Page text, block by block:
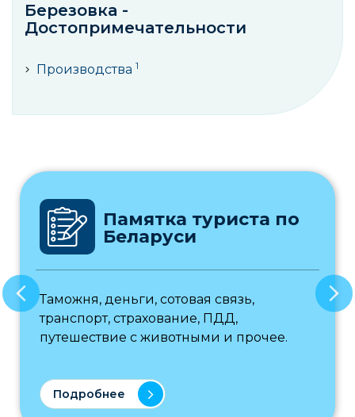
Березовка -
Достопримечательности
Производства 1
Памятка туриста по
Беларуси
Таможня, деньги, сотовая связь,
транспорт, страхование, ПДД,
путешествие с животными и прочее.
Подробнее